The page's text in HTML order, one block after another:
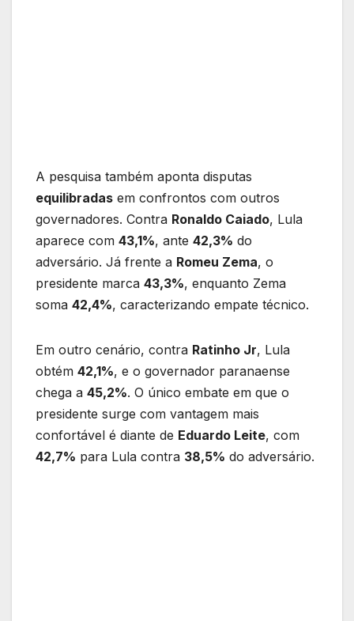
A pesquisa também aponta disputas
equilibradas em confrontos com outros
governadores. Contra Ronaldo Caiado, Lula
aparece com 43,1%, ante 42,3% do
adversário. Já frente a Romeu Zema, o
presidente marca 43,3%, enquanto Zema
soma 42,4%, caracterizando empate técnico.
Em outro cenário, contra Ratinho Jr, Lula
obtém 42,1%, e o governador paranaense
chega a 45,2%. O único embate em que o
presidente surge com vantagem mais
confortável é diante de Eduardo Leite, com
42,7% para Lula contra 38,5% do adversário.